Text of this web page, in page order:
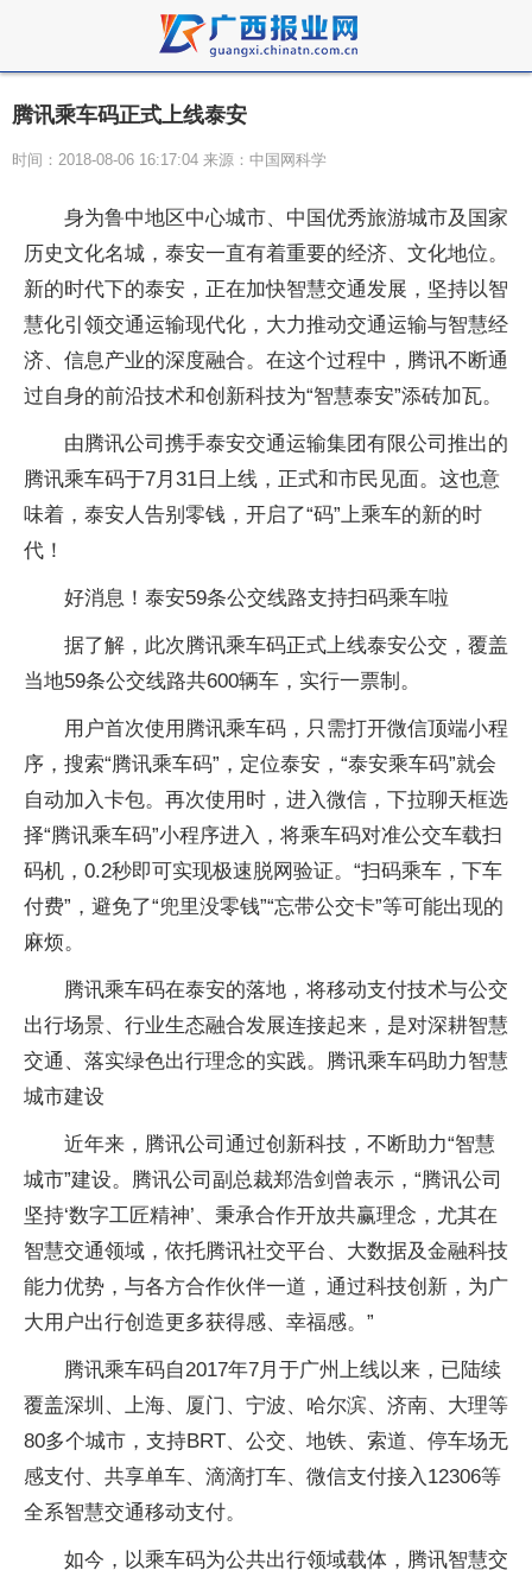
腾讯乘车码正式上线泰安
时间：2018-08-06 16:17:04 来源：中国网科学
身为鲁中地区中心城市、中国优秀旅游城市及国家
历史文化名城，泰安一直有着重要的经济、文化地位。
新的时代下的泰安，正在加快智慧交通发展，坚持以智
慧化引领交通运输现代化，大力推动交通运输与智慧经
济、信息产业的深度融合。在这个过程中，腾讯不断通
过自身的前沿技术和创新科技为“智慧泰安”添砖加瓦。
由腾讯公司携手泰安交通运输集团有限公司推出的
腾讯乘车码于7月31日上线，正式和市民见面。这也意
味着，泰安人告别零钱，开启了“码”上乘车的新的时
代！
好消息！泰安59条公交线路支持扫码乘车啦
据了解，此次腾讯乘车码正式上线泰安公交，覆盖
当地59条公交线路共600辆车，实行一票制。
用户首次使用腾讯乘车码，只需打开微信顶端小程
序，搜索“腾讯乘车码”，定位泰安，“泰安乘车码”就会
自动加入卡包。再次使用时，进入微信，下拉聊天框选
择“腾讯乘车码”小程序进入，将乘车码对准公交车载扫
码机，0.2秒即可实现极速脱网验证。“扫码乘车，下车
付费”，避免了“兜里没零钱”“忘带公交卡”等可能出现的
麻烦。
腾讯乘车码在泰安的落地，将移动支付技术与公交
出行场景、行业生态融合发展连接起来，是对深耕智慧
交通、落实绿色出行理念的实践。腾讯乘车码助力智慧
城市建设
近年来，腾讯公司通过创新科技，不断助力“智慧
城市”建设。腾讯公司副总裁郑浩剑曾表示，“腾讯公司
坚持‘数字工匠精神’、秉承合作开放共赢理念，尤其在
智慧交通领域，依托腾讯社交平台、大数据及金融科技
能力优势，与各方合作伙伴一道，通过科技创新，为广
大用户出行创造更多获得感、幸福感。”
腾讯乘车码自2017年7月于广州上线以来，已陆续
覆盖深圳、上海、厦门、宁波、哈尔滨、济南、大理等
80多个城市，支持BRT、公交、地铁、索道、停车场无
感支付、共享单车、滴滴打车、微信支付接入12306等
全系智慧交通移动支付。
如今，以乘车码为公共出行领域载体，腾讯智慧交